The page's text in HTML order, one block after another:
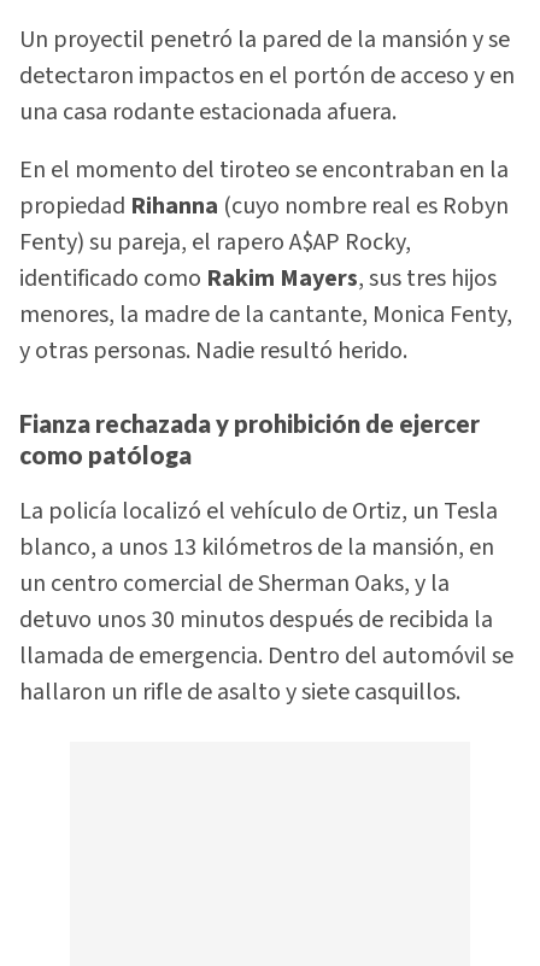
Un proyectil penetró la pared de la mansión y se
detectaron impactos en el portón de acceso y en
una casa rodante estacionada afuera.
En el momento del tiroteo se encontraban en la
propiedad Rihanna (cuyo nombre real es Robyn
Fenty) su pareja, el rapero A$AP Rocky,
identificado como Rakim Mayers, sus tres hijos
menores, la madre de la cantante, Monica Fenty,
y otras personas. Nadie resultó herido.
Fianza rechazada y prohibición de ejercer
como patóloga
La policía localizó el vehículo de Ortiz, un Tesla
blanco, a unos 13 kilómetros de la mansión, en
un centro comercial de Sherman Oaks, y la
detuvo unos 30 minutos después de recibida la
llamada de emergencia. Dentro del automóvil se
hallaron un rifle de asalto y siete casquillos.